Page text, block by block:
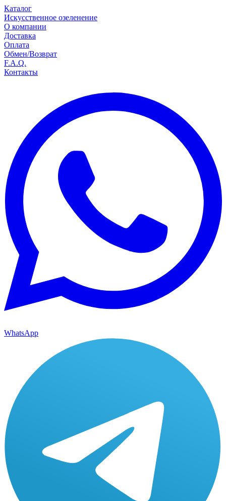
Каталог
Искусственное озеленение
О компании
Доставка
Оплата
Обмен/Возврат
F.A.Q.
Контакты
WhatsApp